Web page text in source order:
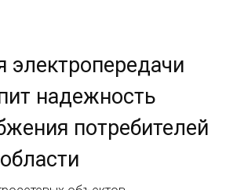
электропередачи
надежность
потребителей